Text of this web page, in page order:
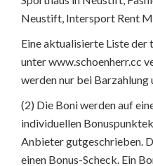
Neustift, Intersport Rent
Eine aktualisierte Liste der
unter www.schoenherr.cc
werden nur bei Barzahlung
(2) Die Boni werden auf
individuellen
Anbieter gutgeschrieben.
einen Bonus-Scheck. Ein